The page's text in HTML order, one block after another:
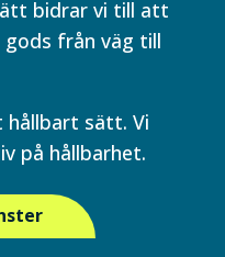
bidrar vi till att
från väg till
hållbart sätt. Vi
på hållbarhet.